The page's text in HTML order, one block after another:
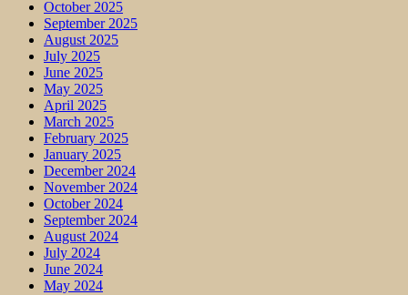
October 2025
September 2025
August 2025
July 2025
June 2025
May 2025
April 2025
March 2025
February 2025
January 2025
December 2024
November 2024
October 2024
September 2024
August 2024
July 2024
June 2024
May 2024